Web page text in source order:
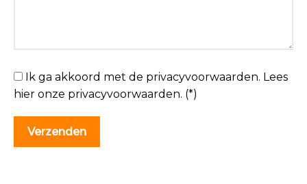
Ik ga akkoord met de privacyvoorwaarden. Lees
hier onze privacyvoorwaarden. (*)